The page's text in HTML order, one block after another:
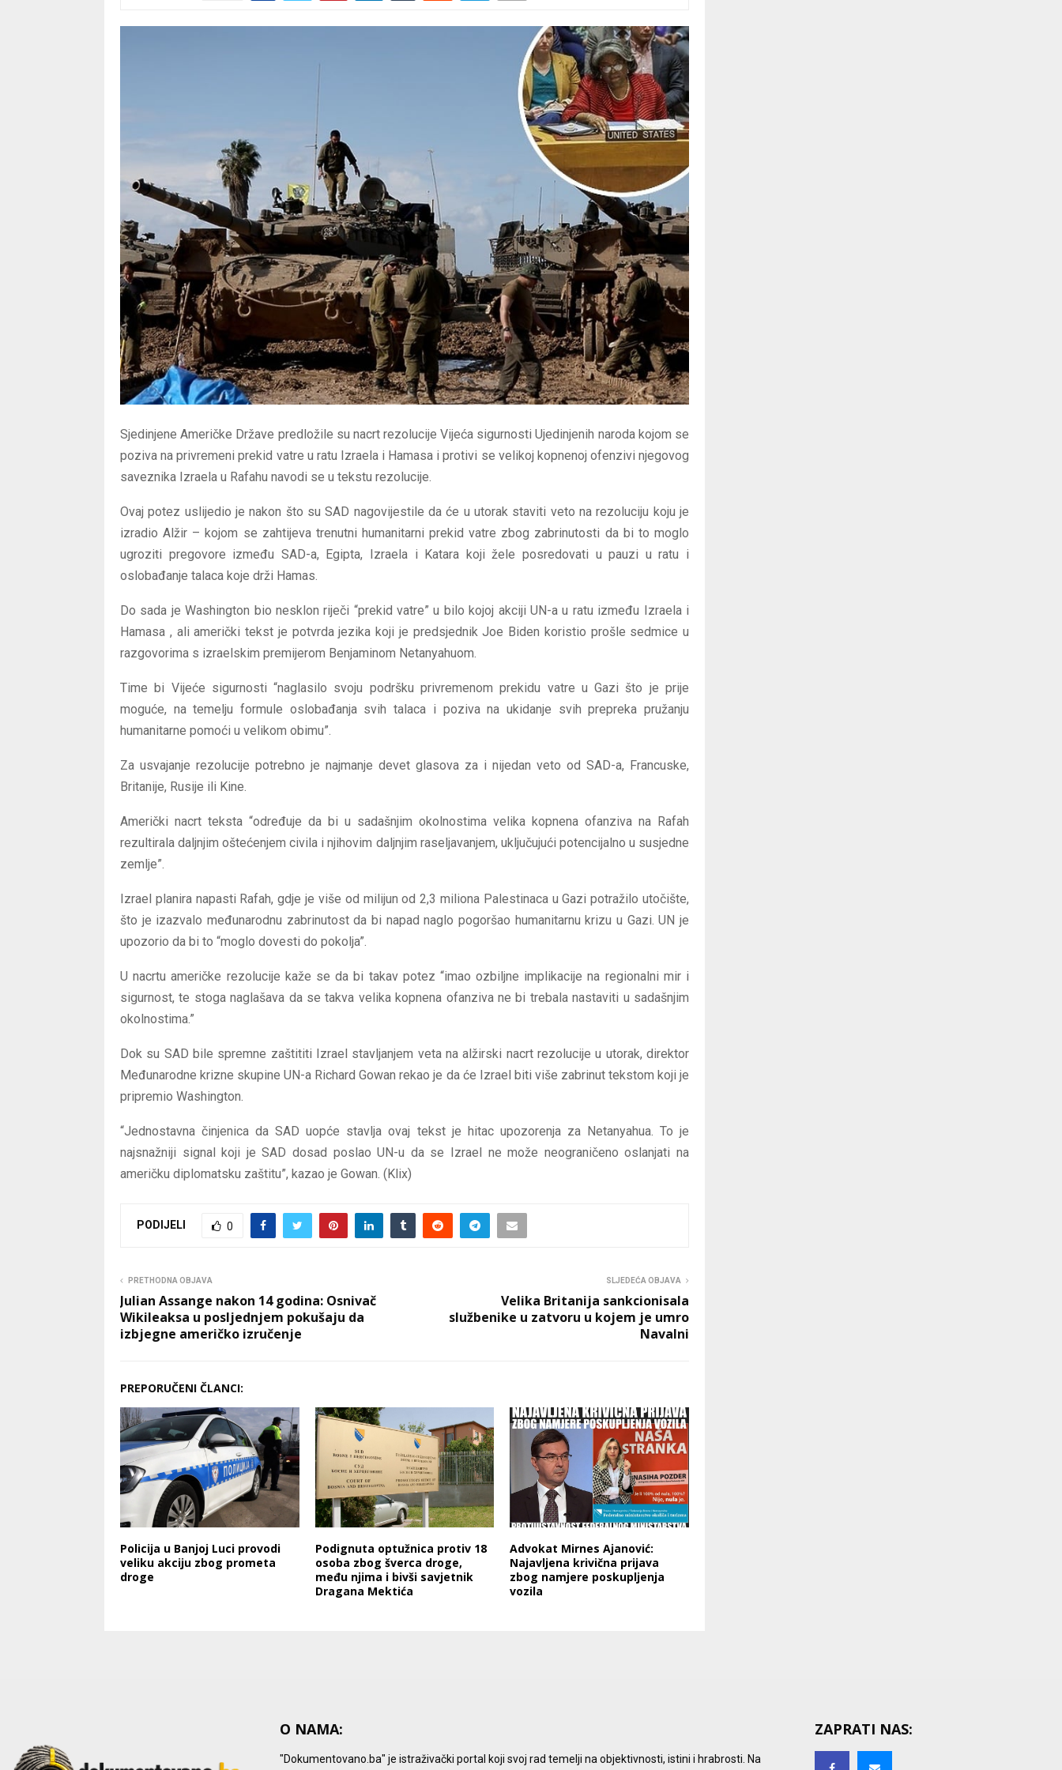
Sjedinjene Američke Države predložile su nacrt rezolucije Vijeća sigurnosti Ujedinjenih naroda kojom se
poziva na privremeni prekid vatre u ratu Izraela i Hamasa i protivi se velikoj kopnenoj ofenzivi njegovog
saveznika Izraela u Rafahu navodi se u tekstu rezolucije.
Ovaj potez uslijedio je nakon što su SAD nagovijestile da će u utorak staviti veto na rezoluciju koju je
izradio Alžir – kojom se zahtijeva trenutni humanitarni prekid vatre zbog zabrinutosti da bi to moglo
ugroziti pregovore između SAD-a, Egipta, Izraela i Katara koji žele posredovati u pauzi u ratu i
oslobađanje talaca koje drži Hamas.
Do sada je Washington bio nesklon riječi “prekid vatre” u bilo kojoj akciji UN-a u ratu između Izraela i
Hamasa , ali američki tekst je potvrda jezika koji je predsjednik Joe Biden koristio prošle sedmice u
razgovorima s izraelskim premijerom Benjaminom Netanyahuom.
Time bi Vijeće sigurnosti “naglasilo svoju podršku privremenom prekidu vatre u Gazi što je prije
moguće, na temelju formule oslobađanja svih talaca i poziva na ukidanje svih prepreka pružanju
humanitarne pomoći u velikom obimu”.
Za usvajanje rezolucije potrebno je najmanje devet glasova za i nijedan veto od SAD-a, Francuske,
Britanije, Rusije ili Kine.
Američki nacrt teksta “određuje da bi u sadašnjim okolnostima velika kopnena ofanziva na Rafah
rezultirala daljnjim oštećenjem civila i njihovim daljnjim raseljavanjem, uključujući potencijalno u susjedne
zemlje”.
Izrael planira napasti Rafah, gdje je više od milijun od 2,3 miliona Palestinaca u Gazi potražilo utočište,
što je izazvalo međunarodnu zabrinutost da bi napad naglo pogoršao humanitarnu krizu u Gazi. UN je
upozorio da bi to “moglo dovesti do pokolja”.
U nacrtu američke rezolucije kaže se da bi takav potez “imao ozbiljne implikacije na regionalni mir i
sigurnost, te stoga naglašava da se takva velika kopnena ofanziva ne bi trebala nastaviti u sadašnjim
okolnostima.”
Dok su SAD bile spremne zaštititi Izrael stavljanjem veta na alžirski nacrt rezolucije u utorak, direktor
Međunarodne krizne skupine UN-a Richard Gowan rekao je da će Izrael biti više zabrinut tekstom koji je
pripremio Washington.
“Jednostavna činjenica da SAD uopće stavlja ovaj tekst je hitac upozorenja za Netanyahua. To je
najsnažniji signal koji je SAD dosad poslao UN-u da se Izrael ne može neograničeno oslanjati na
američku diplomatsku zaštitu”, kazao je Gowan. (Klix)
PODIJELI 0
PRETHODNA OBJAVA
Julian Assange nakon 14 godina: Osnivač
Wikileaksa u posljednjem pokušaju da
izbjegne američko izručenje
SLJEDEĆA OBJAVA
Velika Britanija sankcionisala
službenike u zatvoru u kojem je umro
Navalni
PREPORUČENI ČLANCI:
Policija u Banjoj Luci provodi
veliku akciju zbog prometa
droge
Podignuta optužnica protiv 18
osoba zbog šverca droge,
među njima i bivši savjetnik
Dragana Mektića
Advokat Mirnes Ajanović:
Najavljena krivična prijava
zbog namjere poskupljenja
vozila
O NAMA:
"Dokumentovano.ba" je istraživački portal koji svoj rad temelji na objektivnosti, istini i hrabrosti. Na
ZAPRATI NAS: